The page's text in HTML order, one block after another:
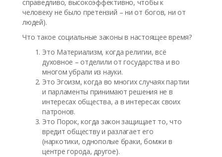
справедливо, высокоэффективно, чтобы к
человеку не было претензий – ни от богов, ни от
людей).
Что такое социальные законы в настоящее время?
Это Материализм, когда религии, всё
духовное – отделили от государства и во
многом убрали из науки.
Это Эгоизм, когда во многих случаях партии
и парламенты принимают решения не в
интересах общества, а в интересах своих
патронов.
Это Порок, когда закон защищает то, что
вредит обществу и разлагает его
(наркотики, однополые браки, бомжи в
центре города, другое).